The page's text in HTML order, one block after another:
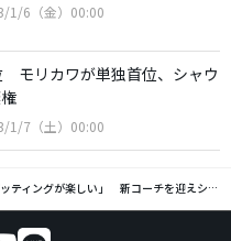
1/6（金）00:00
モリカワが単独首位、シャウ
1/7（土）00:00
ングが楽しい」 新コーチを迎えショートゲームが上達